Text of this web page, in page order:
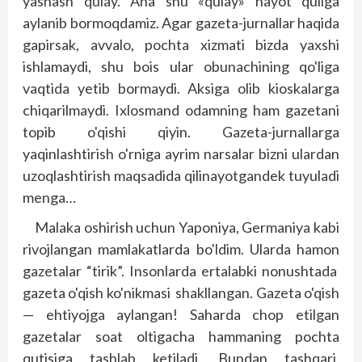
aylanib bormoqdamiz. Agar gazeta-jurnallar haqida
gapirsak, avvalo, pochta xizmati bizda yaxshi
ishlamaydi, shu bois ular obunachining qo'liga
vaqtida yetib bormaydi. Aksiga olib kioskalarga
chiqarilmaydi. Ixlosmand odamning ham gazetani
topib o'qishi qiyin. Gazeta-jurnallarga
yaqinlashtirish o'rniga ayrim narsalar bizni ulardan
uzoqlashtirish maqsadida qilinayotgandek tuyuladi
menga…
Malaka oshirish uchun Yaponiya, Germaniya kabi
rivojlangan mamlakatlarda bo'ldim. Ularda hamon
gazetalar “tirik”. Insonlarda ertalabki nonushtada
gazeta o'qish ko'nikmasi shakl­langan. Gazeta o'qish
— ehtiyojga aylangan! Saharda chop etilgan
gazetalar soat oltigacha hammaning pochta
qutisiga tashlab ketiladi. Bundan tashqari,